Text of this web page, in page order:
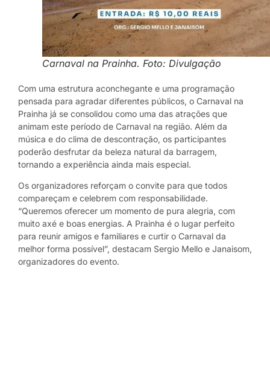
Carnaval na Prainha. Foto: Divulgação
Com uma estrutura aconchegante e uma programação
pensada para agradar diferentes públicos, o Carnaval na
Prainha já se consolidou como uma das atrações que
animam este período de Carnaval na região. Além da
música e do clima de descontração, os participantes
poderão desfrutar da beleza natural da barragem,
tornando a experiência ainda mais especial.
Os organizadores reforçam o convite para que todos
compareçam e celebrem com responsabilidade.
“Queremos oferecer um momento de pura alegria, com
muito axé e boas energias. A Prainha é o lugar perfeito
para reunir amigos e familiares e curtir o Carnaval da
melhor forma possível”, destacam Sergio Mello e Janaisom,
organizadores do evento.